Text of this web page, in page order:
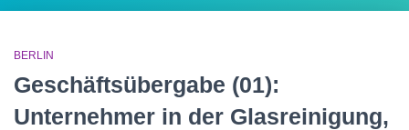
BERLIN
Geschäftsübergabe (01):
Unternehmer in der Glasreinigung,